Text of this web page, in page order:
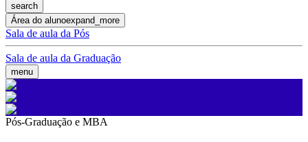
search
Área do alunoexpand_more
Sala de aula da Pós
Sala de aula da Graduação
menu
Pós-Graduação e MBA